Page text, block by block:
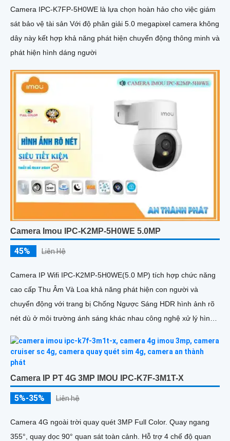
Camera IPC-K7FP-5H0WE là lựa chọn hoàn hảo cho việc giám
sát bảo vệ tài sản Với độ phân giải 5.0 megapixel camera không
dây này kết hợp khả năng phát hiện chuyển động thông minh và
phát hiện hình dáng người
Camera Imou IPC-K2MP-5H0WE 5.0MP
45% Liên Hệ
Camera IP Wifi IPC-K2MP-5H0WE(5.0 MP) tích hợp chức năng
cao cấp Thu Âm Và Loa khả năng phát hiện con người và
chuyển động với trang bị Chống Ngược Sáng HDR hình ảnh rõ
nét dù ở môi trường ánh sáng khác nhau công nghệ xử lý hình
Camera IP PT 4G 3MP IMOU IPC-K7F-3M1T-X
5%-35% Liên hệ
Camera 4G ngoài trời quay quét 3MP Full Color. Quay ngang
355°, quay dọc 90° quan sát toàn cảnh. Hỗ trợ 4 chế độ quan